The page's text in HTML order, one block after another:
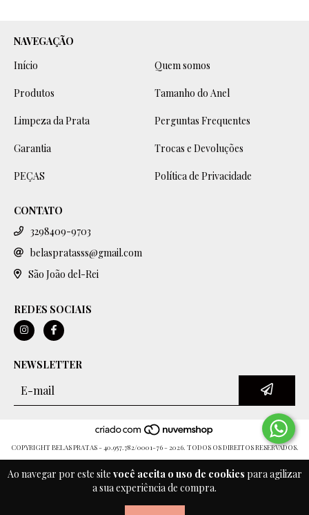
Ao navegar por este site você aceita o uso de cookies para agilizar
a sua experiência de compra.
NAVEGAÇÃO
Início
Quem somos
Produtos Tamanho do Anel
Limpeza da Prata Perguntas Frequentes
Garantia Trocas e Devoluções
PEÇAS Política de Privacidade
CONTATO
3298409-9703
belaspratasss@gmail.com
São João del-Rei
REDES SOCIAIS
NEWSLETTER
COPYRIGHT BELAS PRATAS - 40.957.782/0001-76 - 2026. TODOS OS DIREITOS RESERVADOS.